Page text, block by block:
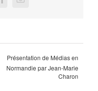
Email
Présentation de Médias en
Normandie par Jean-Marie
Charon